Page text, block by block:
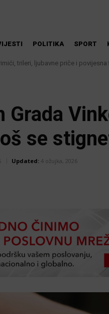
POLITIKA SPORT
trileri, ljubavne priče i povijesna
Vinkovačkog vodovoda i
Grada
se
Updated: 4 ožujka, 2026